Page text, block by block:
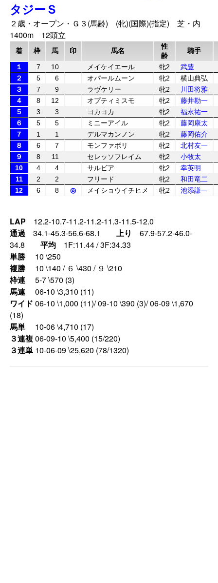
タジーＳ
２歳・オープン・Ｇ３(馬齢) (牝)(国際)(指定) 芝・内
1400m 12頭立
着 枠 馬 印 馬名
性
齢
騎手
１ 7 10 メイケイエール 牝2
武豊
２
5 6 オパールムーン 牝2
横山典弘
３
7 9 ラヴケリー 牝2
川田将雅
４
8 12 オプティミスモ 牝2
藤井勘一
５
3 3 ヨカヨカ 牝2
福永祐一
６
5 5 ミニーアイル 牝2
藤岡康太
７
1 1 デルマカンノン 牝2
藤岡佑介
８
6 7 モンファボリ 牝2
北村友一
９
8 11 セレッソフレイム 牝2
小牧太
10
4 4 サルビア 牝2
幸英明
11
2 2 フリード 牝2
和田竜二
12
6 8 ◎ メイショウイチヒメ 牝2 池添謙一
LAP 12.2-10.7-11.2-11.2-11.3-11.5-12.0
通過 34.1-45.3-56.6-68.1 上り 67.9-57.2-46.0-
34.8 平均 1F:11.44 / 3F:34.33
単勝
10 \250
複勝
10 \140 / ６ \430 / ９ \210
枠連
5-7 \570 (3)
馬連
06-10 \3,310 (11)
ワイド 06-10 \1,000 (11)/ 09-10 \390 (3)/ 06-09 \1,670
(18)
馬単
10-06 \4,710 (17)
３連複06-09-10 \5,400 (15/220)
３連単 10-06-09 \25,620 (78/1320)